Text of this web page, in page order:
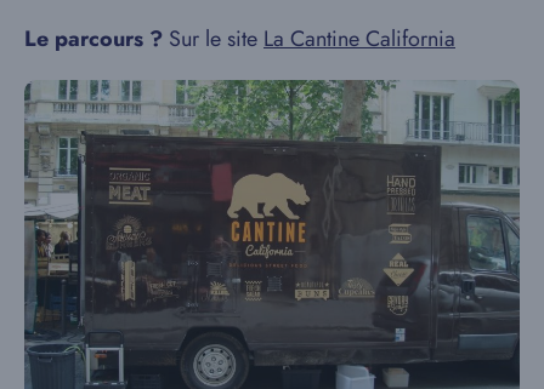
Le parcours ? Sur le siteLa Cantine California